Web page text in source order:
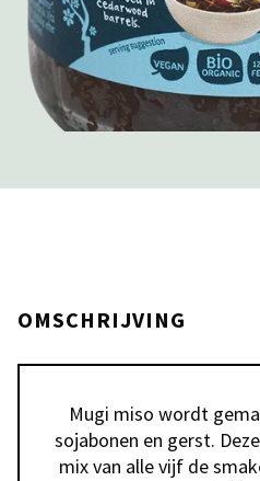
OMSCHRIJVING
Mugi miso wordt
sojabonen en gerst.
mix van alle vijf de